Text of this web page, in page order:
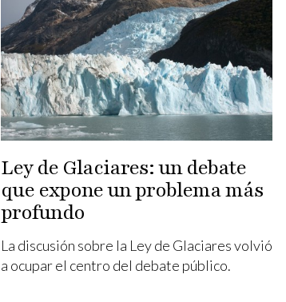
Ley de Glaciares: un debate
que expone un problema más
profundo
La discusión sobre la Ley de Glaciares volvió
a ocupar el centro del debate público.